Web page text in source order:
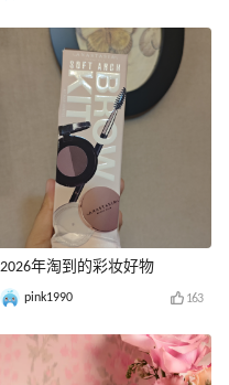
2026年淘到的彩妆好物
pink1990 163